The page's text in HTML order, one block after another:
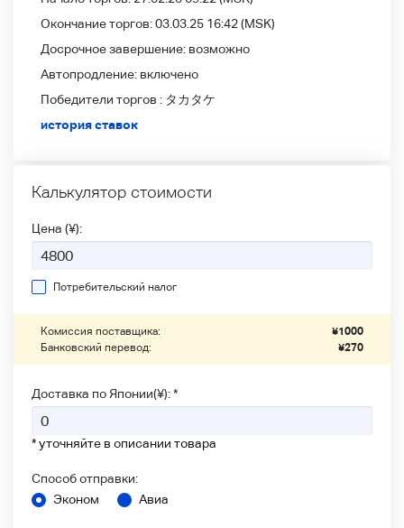
Окончание торгов:03.03.25 16:42(MSK)
Досрочное завершение: возможно
Автопродление: включено
Победители
торгов : タカタケ
история ставок
Калькулятор стоимости
Цена (¥):
Потребительский налог
Комиссия поставщика: ¥1000
Банковский перевод:
¥270
Доставка по Японии(¥): *
* уточняйте в описании товара
Способ отправки:
Эконом
Авиа